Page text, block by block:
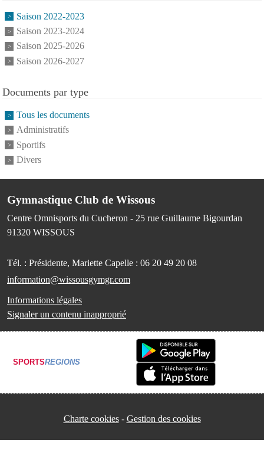
Saison 2022-2023
Saison 2023-2024
Saison 2025-2026
Saison 2026-2027
Documents par type
Tous les documents
Administratifs
Sportifs
Divers
Gymnastique Club de Wissous
Centre Omnisports du Cucheron - 25 rue Guillaume Bigourdan
91320 WISSOUS
Tél. : Présidente, Mariette Capelle : 06 20 49 20 08
information@wissousgymgr.com
Informations légales
Signaler un contenu inapproprié
SPORTSREGIONS
Charte cookies Gestion des cookies